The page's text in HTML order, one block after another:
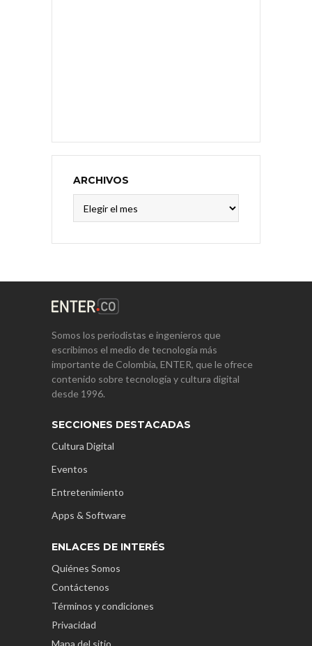
ARCHIVOS
Somos los periodistas e ingenieros que
escribimos el medio de tecnología más
importante de Colombia, ENTER, que le ofrece
contenido sobre tecnología y cultura digital
desde 1996.
SECCIONES DESTACADAS
Cultura Digital
Eventos
Entretenimiento
Apps & Software
ENLACES DE INTERÉS
Quiénes Somos
Contáctenos
Términos y condiciones
Privacidad
Mapa del sitio